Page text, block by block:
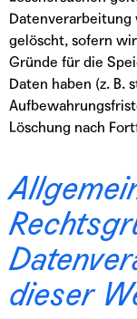
gelöscht, sofern
Gründe für die
Daten haben (z. B.
Löschung nach
dieser